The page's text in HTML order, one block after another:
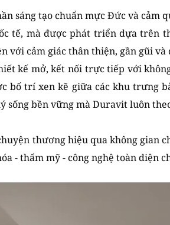
sáng tạo chuẩn mực Đức và
tế, mà được phát triển dựa trên
với cảm giác thân thiện, gần gũi
kế mở, kết nối trực tiếp với
bố trí xen kẽ giữa các khu trưng
sống bền vững mà Duravit luôn
thương hiệu qua không
- thẩm mỹ - công nghệ toàn diện